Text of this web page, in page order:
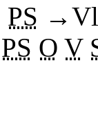
PS →
PS O V